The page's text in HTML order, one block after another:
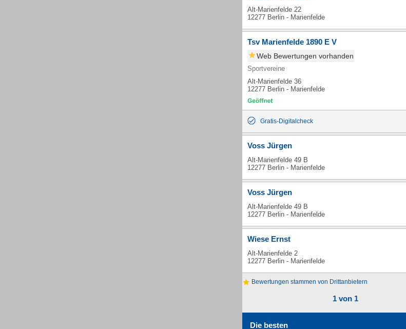
Alt-Marienfelde 22
12277 Berlin - Marienfelde
Tsv Marienfelde 1890 E V
Web Bewertungen vorhanden
Sportvereine
Alt-Marienfelde 36
12277 Berlin - Marienfelde
Gratis-Digitalcheck
Voss Jürgen
Alt-Marienfelde 49 B
12277 Berlin - Marienfelde
Voss Jürgen
Alt-Marienfelde 49 B
12277 Berlin - Marienfelde
Wiese Ernst
Alt-Marienfelde 2
12277 Berlin - Marienfelde
Bewertungen stammen von Drittanbietern
1 von 1
Die besten